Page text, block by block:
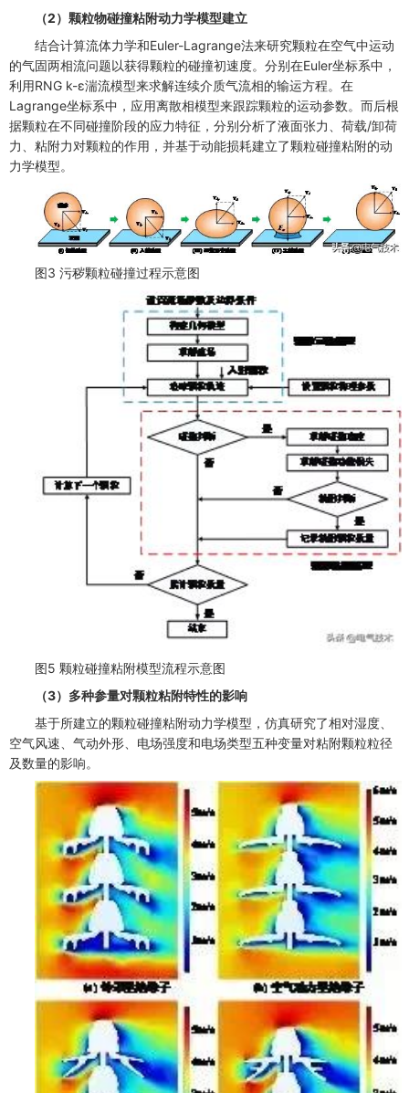
（2）颗粒物碰撞粘附动力学模型建立
结合计算流体力学和Euler-Lagrange法来研究颗粒在空气中运动
的气固两相流问题以获得颗粒的碰撞初速度。分别在Euler坐标系中，
利用RNG k-ε湍流模型来求解连续介质气流相的输运方程。在
Lagrange坐标系中，应用离散相模型来跟踪颗粒的运动参数。而后根
据颗粒在不同碰撞阶段的应力特征，分别分析了液面张力、荷载/卸荷
力、粘附力对颗粒的作用，并基于动能损耗建立了颗粒碰撞粘附的动
力学模型。
图3 污秽颗粒碰撞过程示意图
图5 颗粒碰撞粘附模型流程示意图
（3）多种参量对颗粒粘附特性的影响
基于所建立的颗粒碰撞粘附动力学模型，仿真研究了相对湿度、
空气风速、气动外形、电场强度和电场类型五种变量对粘附颗粒粒径
及数量的影响。